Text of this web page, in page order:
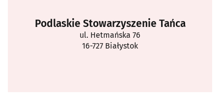
Podlaskie Stowarzyszenie Tańca
ul. Hetmańska 76
16-727 Białystok